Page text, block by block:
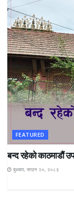
FEATURED
बन्द रहेकाे काठमाडाैं
बुधबार, साउन २०, २०८३